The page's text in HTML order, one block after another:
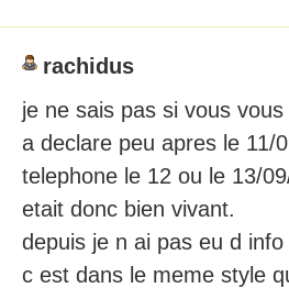
rachidus
je ne sais pas si vous
a declare peu apres le 11/
telephone le 12 ou le 13/
etait donc bien vivant.
depuis je n ai pas eu d
c est dans le meme style